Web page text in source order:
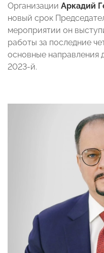
Организации Аркадий
новый срок
мероприятии он
работы за последние
основные направления
2023-й.